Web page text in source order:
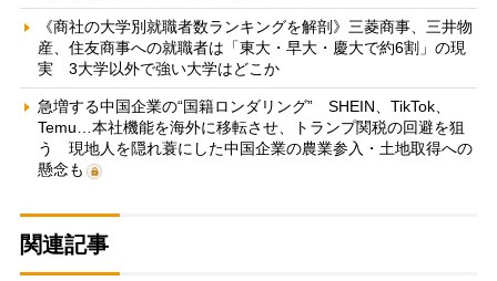
《商社の大学別就職者数ランキングを解剖》三菱商事、三井物
産、住友商事への就職者は「東大・早大・慶大で約6割」の現
実 3大学以外で強い大学はどこか
急増する中国企業の“国籍ロンダリング” SHEIN、TikTok、
Temu…本社機能を海外に移転させ、トランプ関税の回避を狙
う 現地人を隠れ蓑にした中国企業の農業参入・土地取得への
懸念も
関連記事